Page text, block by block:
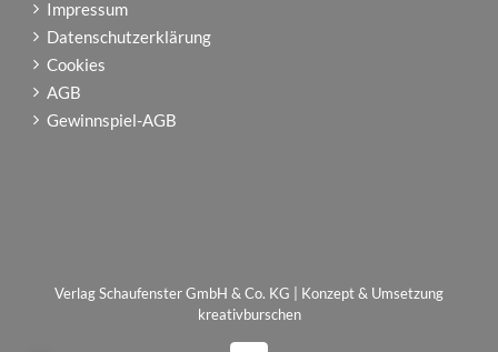
Impressum
Datenschutzerklärung
Cookies
AGB
Gewinnspiel-AGB
Verlag Schaufenster GmbH & Co. KG | Konzept & Umsetzung
kreativburschen